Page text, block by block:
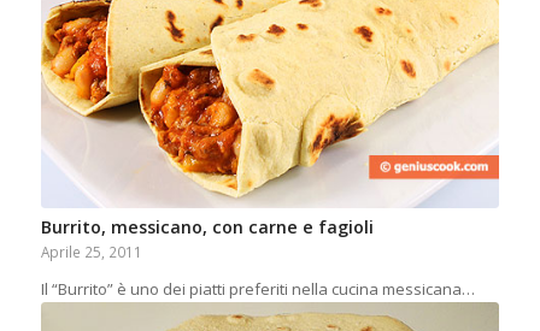
Burrito, messicano, con carne e fagioli
Aprile 25, 2011
Il “Burrito” è uno dei piatti preferiti nella cucina messicana…